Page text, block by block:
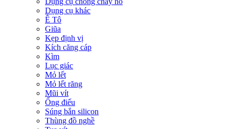
Dụng cụ khác
Ê Tô
Giũa
Kẹp định vị
Kích căng cáp
Kìm
Lục giác
Mỏ lết
Mỏ lết răng
Mũi vít
Ống điếu
Súng bắn silicon
Thùng đồ nghề